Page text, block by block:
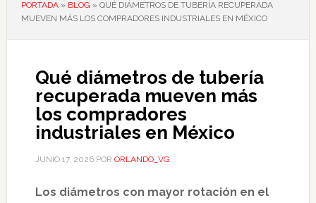
PORTADA» BLOG » QUÉ DIÁMETROS DE TUBERÍA RECUPERADA
MUEVEN MÁS LOS COMPRADORES INDUSTRIALES EN MÉXICO
Qué diámetros de tubería
recuperada mueven más
los compradores
industriales en México
JUNIO 17, 2026POR ORLANDO_VG
Los diámetros con mayor rotación en el